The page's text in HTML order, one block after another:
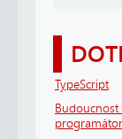
TypeScript
Budoucnost